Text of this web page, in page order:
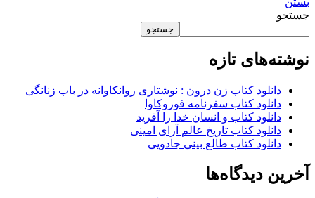
جستجو
جستجو
نوشته‌های تازه
دانلود کتاب زن درون : نوشتاری روانکاوانه در باب زنانگی
دانلود کتاب سفرنامه فوروکاوا
دانلود کتاب و انسان خدا را آفرید
دانلود کتاب تاریخ عالم آرای امینی
دانلود کتاب طالع بینی جادویی
آخرین دیدگاه‌ها